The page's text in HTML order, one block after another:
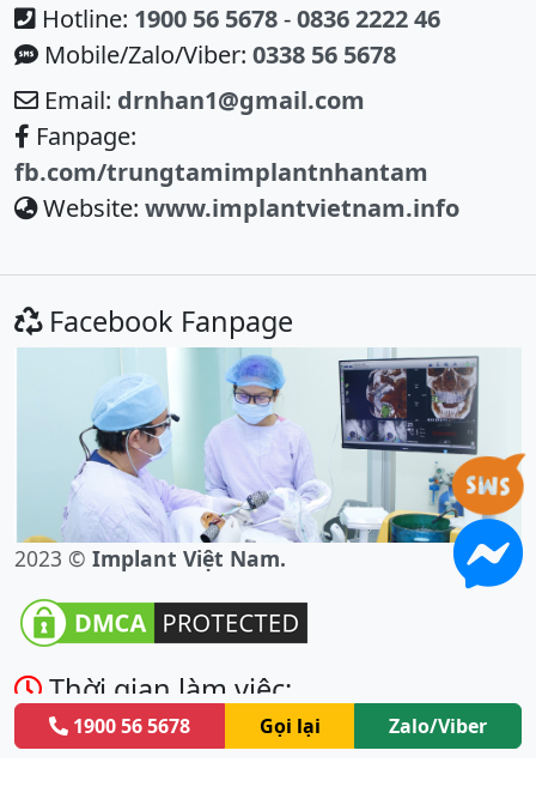
Hotline: 1900 56 5678-0836 2222 46
Mobile/Zalo/Viber: 0338 56 5678
Email: drnhan1@gmail.com
Fanpage:
fb.com/trungtamimplantnhantam
Website: www.implantvietnam.info
Facebook Fanpage
2023 © Implant Việt Nam.
Thời gian làm việc:
Thứ 2 đến thứ 7: 8h00 - 20h00
1900 56 5678 Gọi lại Zalo/Viber